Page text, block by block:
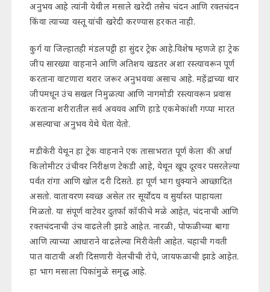
अनुभव आहे त्यांनी येथील मसाले खरेदी तसेच चंदन आणि रक्तचंदन
किंवा त्याच्या वस्तू यांची खरेदी करण्यास हरकत नाही.
कुर्ग या जिल्हातही मंडलपट्टी हा सुंदर ट्रेक आहे.विशेष म्हणजे हा ट्रेक
जीप सारख्या वाहनाने आणि अतिशय खडतर अशा रस्त्यावरून पूर्ण
करताना वाटणारा थरार जरूर अनुभववा असाच आहे. महेंद्राच्या थार
जीपमधून उंच सखल निमुळत्या आणि नागमोडी रस्त्यावरून प्रवास
करताना शरीरातील सर्व अवयव आणि हाडे एकमेकांशी गप्पा मारत
असल्याचा अनुभव येथे घेता येतो.
मडीकेरी येथून हा ट्रेक वाहनाने एक तासाभरात पूर्ण केला की अर्धा
किलोमीटर उंचीवर निरीक्षण टेकडी आहे, येथून खूप दूरवर पसरलेल्या
पर्वत रांगा आणि खोल दरी दिसते. हा पूर्ण भाग धुक्याने आच्छादित
असतो. वातावरण स्वच्छ असेल तर सूर्योदय व सुर्यास्त पाहायला
मिळतो. या संपूर्ण वाटेवर दुतर्फा कॉफीचे मळे आहेत, चंदनाची आणि
रक्तचंदनाची उंच वाढलेली झाडे आहेत. नारळी, पोफळीच्या बागा
आणि त्याच्या आधाराने वाढलेल्या मिरीवेली आहेत. चहाची गवती
पात वाटावी अशी दिसणारी वेलचीची रोपे, जायफळाची झाडे आहेत.
हा भाग मसाला पिकांमुळे समृद्ध आहे.